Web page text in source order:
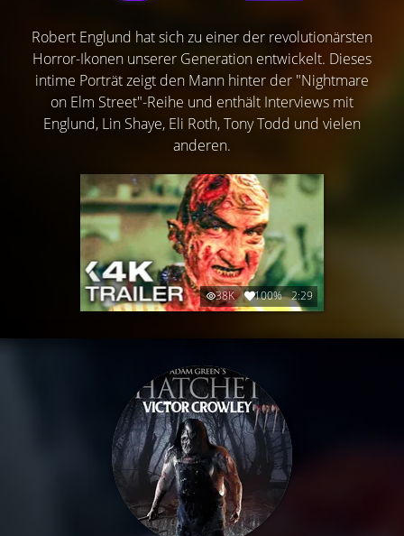
Robert Englund hat sich zu einer der revolutionärsten
Horror-Ikonen unserer Generation entwickelt. Dieses
intime Porträt zeigt den Mann hinter der "Nightmare
on Elm Street"-Reihe und enthält Interviews mit
Englund, Lin Shaye, Eli Roth, Tony Todd und vielen
anderen.
38K 100% 2:29